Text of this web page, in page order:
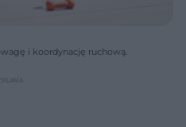
i koordynację ruchową.